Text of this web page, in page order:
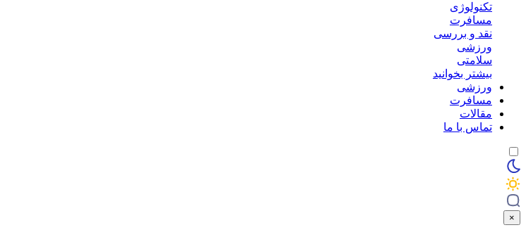
تکنولوژی
مسافرت
نقد و بررسی
ورزشی
سلامتی
بیشتر بخوانید
ورزشی
مسافرت
مقالات
تماس با ما
×